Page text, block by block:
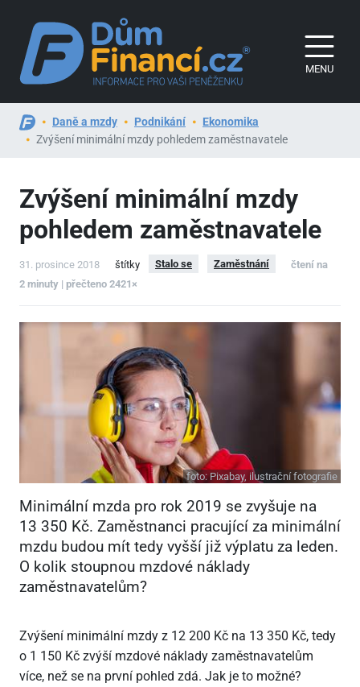
MENU
Daně a mzdy Podnikání
Ekonomika
Zvýšení minimální mzdy pohledem zaměstnavatele
Zvýšení minimální mzdy
pohledem zaměstnavatele
31. prosince 2018 štítky Stalo se Zaměstnání
čtení na
2 minuty | přečteno 2421×
foto:Pixabay, ilustrační fotografie
Minimální mzda pro rok 2019 se zvyšuje na
13 350 Kč. Zaměstnanci pracující za minimální
mzdu budou mít tedy vyšší již výplatu za leden.
O kolik stoupnou mzdové náklady
zaměstnavatelům?
Zvýšení minimální mzdy z 12 200 Kč na 13 350 Kč, tedy
o 1 150 Kč zvýší mzdové náklady zaměstnavatelům
více, než se na první pohled zdá. Jak je to možné?